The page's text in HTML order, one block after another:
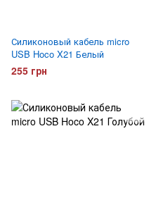
Силиконовый кабель micro
USB Hoco X21 Белый
255 грн